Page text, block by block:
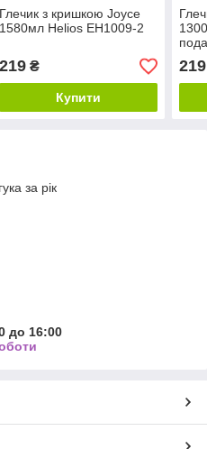
Глечик з кришкою Joyce
1580мл Helios EH1009-2
219₴
Купити
101
219
за рік
до 16:00